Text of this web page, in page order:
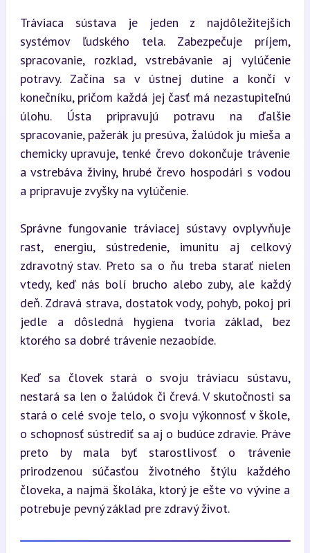
Tráviaca sústava je jeden z najdôležitejších
systémov ľudského tela. Zabezpečuje príjem,
spracovanie, rozklad, vstrebávanie aj vylúčenie
potravy. Začína sa v ústnej dutine a končí v
konečníku, pričom každá jej časť má nezastupiteľnú
úlohu. Ústa pripravujú potravu na ďalšie
spracovanie, pažerák ju presúva, žalúdok ju mieša a
chemicky upravuje, tenké črevo dokončuje trávenie
a vstrebáva živiny, hrubé črevo hospodári s vodou
a pripravuje zvyšky na vylúčenie.
Správne fungovanie tráviacej sústavy ovplyvňuje
rast, energiu, sústredenie, imunitu aj celkový
zdravotný stav. Preto sa o ňu treba starať nielen
vtedy, keď nás bolí brucho alebo zuby, ale každý
deň. Zdravá strava, dostatok vody, pohyb, pokoj pri
jedle a dôsledná hygiena tvoria základ, bez
ktorého sa dobré trávenie nezaobíde.
Keď sa človek stará o svoju tráviacu sústavu,
nestará sa len o žalúdok či črevá. V skutočnosti sa
stará o celé svoje telo, o svoju výkonnosť v škole,
o schopnosť sústrediť sa aj o budúce zdravie. Práve
preto by mala byť starostlivosť o trávenie
prirodzenou súčasťou životného štýlu každého
človeka, a najmä školáka, ktorý je ešte vo vývine a
potrebuje pevný základ pre zdravý život.